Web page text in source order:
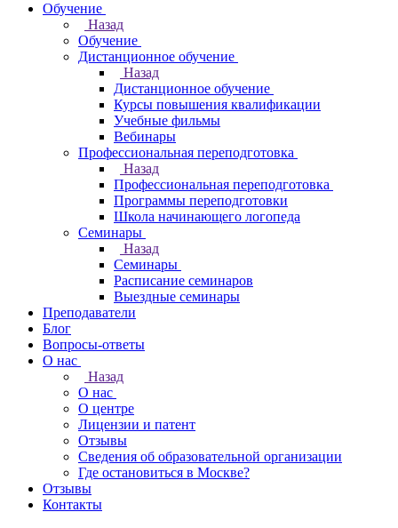
Обучение
Назад
Обучение
Дистанционное обучение
Назад
Дистанционное обучение
Курсы повышения квалификации
Учебные фильмы
Вебинары
Профессиональная переподготовка
Назад
Профессиональная переподготовка
Программы переподготовки
Школа начинающего логопеда
Семинары
Назад
Семинары
Расписание семинаров
Выездные семинары
Преподаватели
Блог
Вопросы-ответы
О нас
Назад
О нас
О центре
Лицензии и патент
Отзывы
Сведения об образовательной организации
Где остановиться в Москве?
Отзывы
Контакты